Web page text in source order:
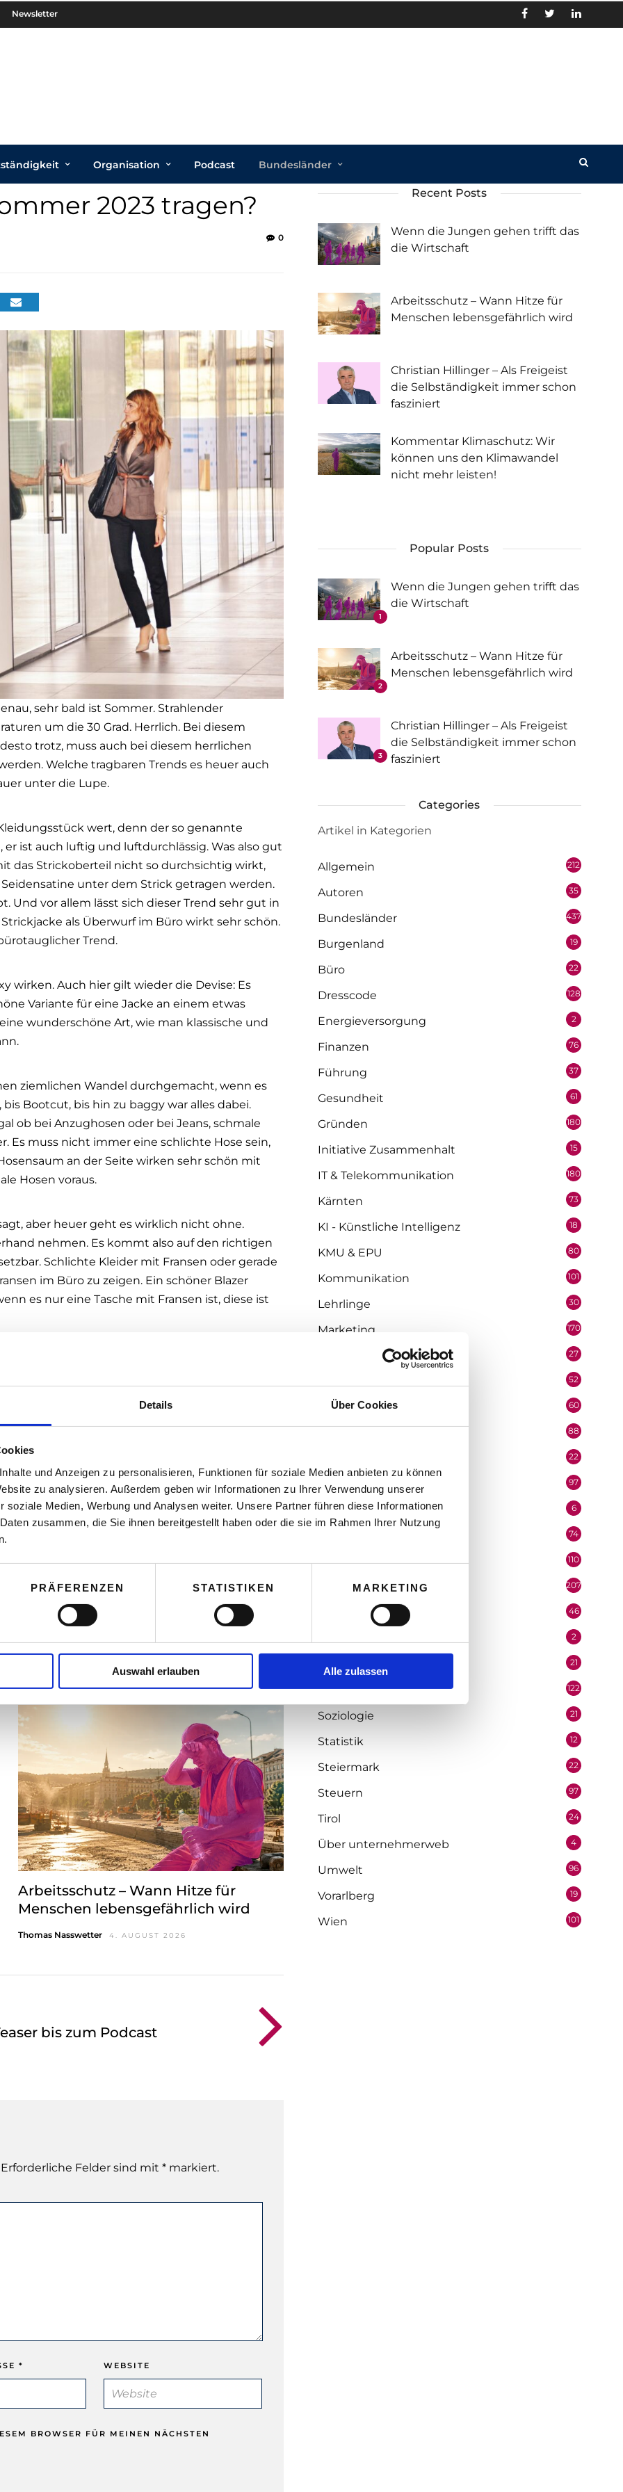
Details Über Cookies
und Anzeigen zu personalisieren, Funktionen für soziale Medien anbieten zu können
zu analysieren. Außerdem geben wir Informationen zu Ihrer Verwendung unserer
soziale Medien, Werbung und Analysen weiter. Unsere Partner führen diese Informationen
zusammen, die Sie ihnen bereitgestellt haben oder die sie im Rahmen Ihrer Nutzung
PRÄFERENZEN STATISTIKEN MARKETING
Auswahl erlauben Alle zulassen
Newsletter
Organisation Podcast Bundesländer
2023 tragen?
0
sehr bald ist Sommer. Strahlender
um die 30 Grad. Herrlich. Bei diesem
trotz, muss auch bei diesem herrlichen
Welche tragbaren Trends es heuer auch
unter die Lupe.
wert, denn der so genannte
ist auch luftig und luftdurchlässig. Was also gut
das Strickoberteil nicht so durchsichtig wirkt,
unter dem Strick getragen werden.
Und vor allem lässt sich dieser Trend sehr gut in
als Überwurf im Büro wirkt sehr schön.
Trend.
wirken. Auch hier gilt wieder die Devise: Es
Variante für eine Jacke an einem etwas
wunderschöne Art, wie man klassische und
ziemlichen Wandel durchgemacht, wenn es
Bootcut, bis hin zu baggy war alles dabei.
ob bei Anzughosen oder bei Jeans, schmale
Es muss nicht immer eine schlichte Hose sein,
an der Seite wirken sehr schön mit
Hosen voraus.
aber heuer geht es wirklich nicht ohne.
nehmen. Es kommt also auf den richtigen
Schlichte Kleider mit Fransen oder gerade
im Büro zu zeigen. Ein schöner Blazer
es nur eine Tasche mit Fransen ist, diese ist
nur sehr schwer durch. Auch wenn wir jetzt
Denim ist heuer im Sommer der Renner. Im
eine klassische schwarze Oversized Hose aus
sind heuer der absolute Renner. Auch auf den
viele Midiröcke. Es ist jedoch eine Länge, bei
Schuhe sind wichtig. Flache Schuhe können
ist. Große Frauen haben es hier ein bisschen
Arbeitsschutz – Wann Hitze für
Menschen lebensgefährlich wird
Thomas Nasswetter 4. AUGUST 2026
bis zum Podcast
Felder sind mit * markiert.
* WEBSITE
BROWSER FÜR MEINEN NÄCHSTEN
Recent Posts
Wenn die Jungen gehen trifft das
die Wirtschaft
Arbeitsschutz – Wann Hitze für
Menschen lebensgefährlich wird
Christian Hillinger – Als Freigeist
die Selbständigkeit immer schon
fasziniert
Kommentar Klimaschutz: Wir
können uns den Klimawandel
nicht mehr leisten!
Popular Posts
1
Wenn die Jungen gehen trifft das
die Wirtschaft
2
Arbeitsschutz – Wann Hitze für
Menschen lebensgefährlich wird
3
Christian Hillinger – Als Freigeist
die Selbständigkeit immer schon
fasziniert
Categories
Artikel in Kategorien
Allgemein 212
Autoren 35
Bundesländer 437
Burgenland 19
Büro 22
Dresscode 128
Energieversorgung 2
Finanzen 76
Führung 37
Gesundheit 61
Gründen 180
Initiative Zusammenhalt 15
IT & Telekommunikation 180
Kärnten 73
KI - Künstliche Intelligenz 18
KMU & EPU 80
Kommunikation 101
Lehrlinge 30
Marketing 170
Medienpartner 27
52
Mobilität & Logistik 60
88
22
Organisation 97
Performer 6
74
Politik 110
Portrait 207
46
2
Salzburg 21
Selbstständigkeit 122
Soziologie 21
Statistik 12
Steiermark 22
Steuern 97
Tirol 24
Über unternehmerweb 4
Umwelt 96
Vorarlberg 19
Wien 101